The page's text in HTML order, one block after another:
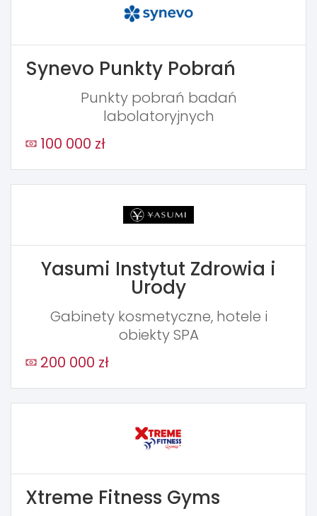
Synevo Punkty Pobrań
Punkty pobrań badań
labolatoryjnych
100 000 zł
Yasumi Instytut Zdrowia i
Urody
Gabinety kosmetyczne, hotele i
obiekty SPA
200 000 zł
Xtreme Fitness Gyms